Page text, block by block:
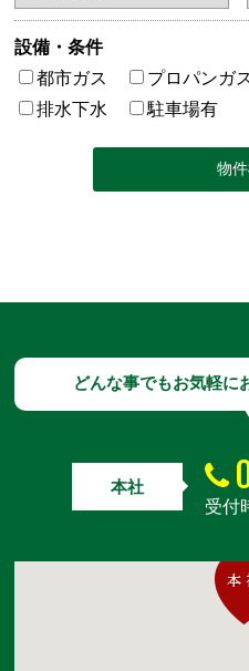
設備・条件
都市ガス
プロパンガ
排水下水
駐車場有
どんな事でもお気軽に
本社
受付